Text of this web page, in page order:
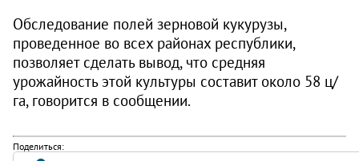
Обследование полей зерновой кукурузы,
проведенное во всех районах республики,
позволяет сделать вывод, что средняя
урожайность этой культуры составит около 58 ц/
га, говорится в сообщении.
Поделиться: